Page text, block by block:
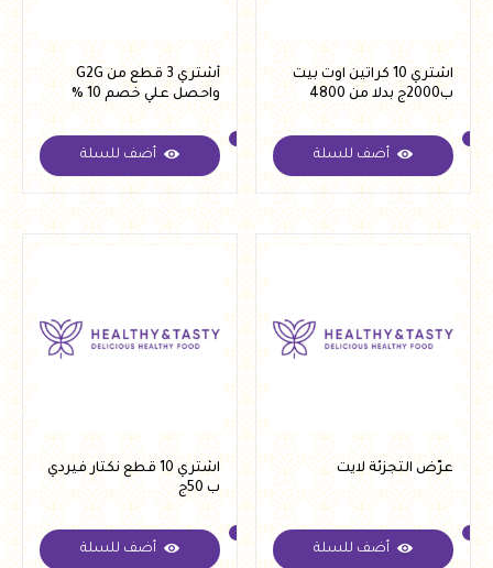
اشتري 10 كراتين اوت بيت
ب2000ج بدلا من 4800
أضف للسلة
أشتري 3 قطع من G2G
واحصل علي خصم 10 %
أضف للسلة
عرّض التجزئة لايت
أضف للسلة
اشتري 10 قطع نكتار فيردي
ب 50ج
أضف للسلة